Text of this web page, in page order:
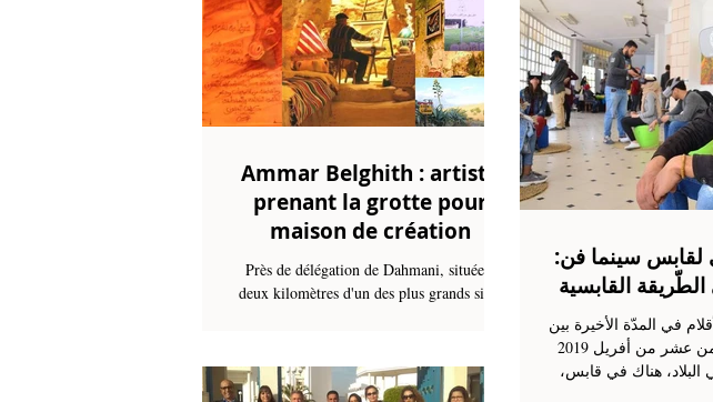
Ammar Belghith : artiste
prenant la grotte pour
maison de création
Près de délégation de Dahmani, située à
deux kilomètres d'un des plus grands sites
لقابس سينما فن:
الطّريقة القابسية
في المدّة الأخيرة بين
الثاني عشر والثامن عشر من أفريل 2019
هناك في قابس،